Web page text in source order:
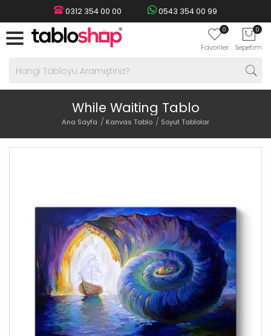
0312 354 00 00 0543 354 00 99
0
Favoriler
0
Sepetim
While Waiting Tablo
Ana Sayfa Kanvas Tablo Soyut Tablolar